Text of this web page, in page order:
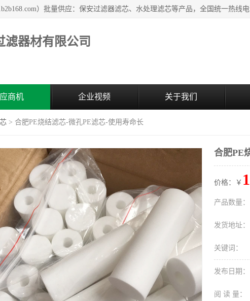
滤器材有限公司
商机 企业视频 关于我们
> 合肥PE烧结滤芯-微孔PE滤芯-使用寿命长
合肥PE
价格：￥
产品数量：
发货地址：
关键词：
发布日期：
阅 读 量：